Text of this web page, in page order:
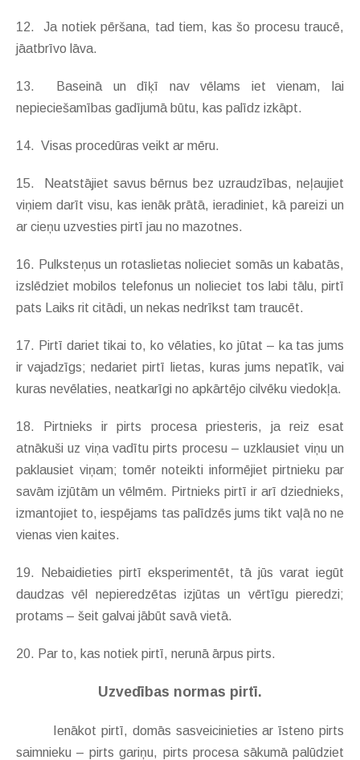
12. Ja notiek pēršana, tad tiem, kas šo procesu traucē,
jāatbrīvo lāva.
13. Baseinā un dīķī nav vēlams iet vienam, lai
nepieciešamības gadījumā būtu, kas palīdz izkāpt.
14. Visas procedūras veikt ar mēru.
15. Neatstājiet savus bērnus bez uzraudzības, neļaujiet
viņiem darīt visu, kas ienāk prātā, ieradiniet, kā pareizi un
ar cieņu uzvesties pirtī jau no mazotnes.
16. Pulksteņus un rotaslietas nolieciet somās un kabatās,
izslēdziet mobilos telefonus un nolieciet tos labi tālu, pirtī
pats Laiks rit citādi, un nekas nedrīkst tam traucēt.
17. Pirtī dariet tikai to, ko vēlaties, ko jūtat – ka tas jums
ir vajadzīgs; nedariet pirtī lietas, kuras jums nepatīk, vai
kuras nevēlaties, neatkarīgi no apkārtējo cilvēku viedokļa.
18. Pirtnieks ir pirts procesa priesteris, ja reiz esat
atnākuši uz viņa vadītu pirts procesu – uzklausiet viņu un
paklausiet viņam; tomēr noteikti informējiet pirtnieku par
savām izjūtām un vēlmēm. Pirtnieks pirtī ir arī dziednieks,
izmantojiet to, iespējams tas palīdzēs jums tikt vaļā no ne
vienas vien kaites.
19. Nebaidieties pirtī eksperimentēt, tā jūs varat iegūt
daudzas vēl nepieredzētas izjūtas un vērtīgu pieredzi;
protams – šeit galvai jābūt savā vietā.
20. Par to, kas notiek pirtī, nerunā ārpus pirts.
Uzvedības normas pirtī.
Ienākot pirtī, domās sasveicinieties ar īsteno pirts
saimnieku – pirts gariņu, pirts procesa sākumā palūdziet